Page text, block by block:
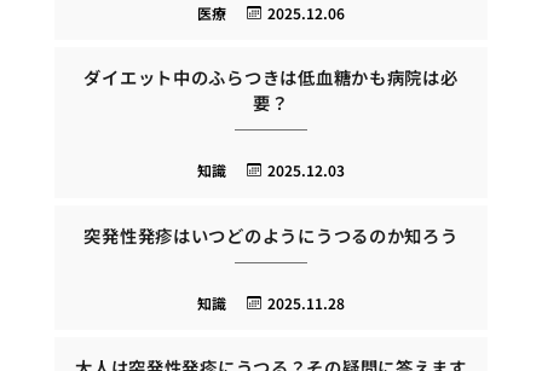
2025.12.06
医療
ダイエット中のふらつきは低血糖かも病院は必
要？
2025.12.03
知識
突発性発疹はいつどのようにうつるのか知ろう
2025.11.28
知識